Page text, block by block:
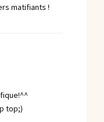
matifiants !
top;)